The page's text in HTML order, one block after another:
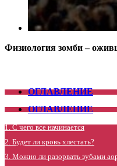
Физиология зомби –
ОГЛАВЛЕНИЕ
ОГЛАВЛЕНИЕ
1. С чего все начинается
2. Будет ли кровь хлестать?
3. Можно ли разорвать зубами